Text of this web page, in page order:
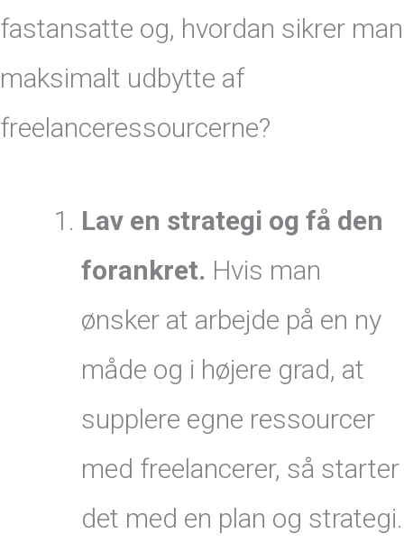
fastansatte og, hvordan sikrer man
maksimalt udbytte af
freelanceressourcerne?
Lav en strategi og få den
forankret. Hvis man
ønsker at arbejde på en ny
måde og i højere grad, at
supplere egne ressourcer
med freelancerer, så starter
det med en plan og strategi.